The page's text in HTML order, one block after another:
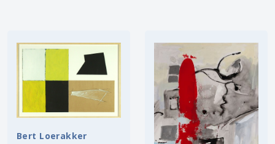
Bert Loerakker